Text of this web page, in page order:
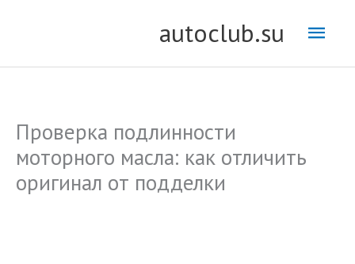
autoclub.su
Проверка подлинности
моторного масла: как отличить
оригинал от подделки